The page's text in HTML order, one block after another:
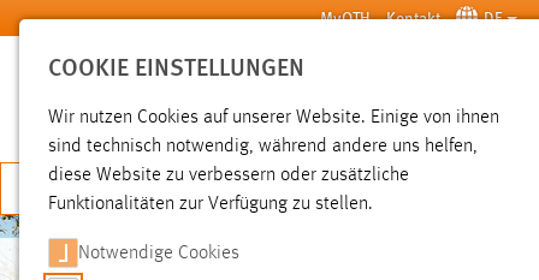
Zum Hauptinhalt springen MyOTH Kontakt DE
SUCHE
JETZT BEWERBEN
COOKIE EINSTELLUNGEN
Wir nutzen Cookies auf unserer Website. Einige von ihnen
sind technisch notwendig, während andere uns helfen,
diese Website zu verbessern oder zusätzliche
Funktionalitäten zur Verfügung zu stellen.
Notwendige Cookies